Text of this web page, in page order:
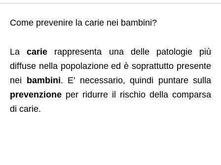
Come prevenire la carie nei bambini?
Lacarie rappresenta una delle patologie più
diffuse nella popolazione ed è soprattutto presente
nei bambini. E’ necessario, quindi puntare sulla
prevenzione per ridurre il rischio della comparsa
di carie.